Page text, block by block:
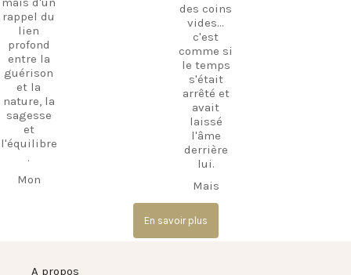
lieu où
l'histoire
et la
tradition
se
rencontre
Si vous
recherche
z une
expérienc
e qui va
d
#GreekIsl
ands
#TravelGr
eece
Découvrir
Kos
Trésors
cachés
Vie à la
plage Vie
insulaire
voyage
Vacances
en Grèce
Carpe
rappel du
lien
profond
entre la
guérison
et la
nature, la
sagesse
et
l'équilibre
.
Mon
des coins
vides...
c'est
comme si
le temps
s'était
arrêté et
avait
laissé
l'âme
derrière
lui.
Mais
regardez
de plus
près : un
kafeneio
En savoir plus
A propos